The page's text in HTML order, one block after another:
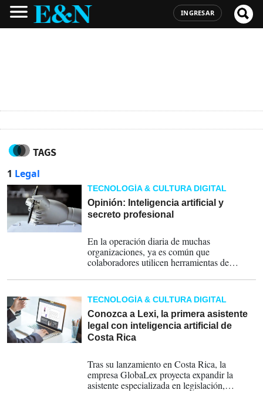
INGRESAR
TAGS
1 Legal
TECNOLOGÍA & CULTURA DIGITAL
Opinión: Inteligencia artificial y
secreto profesional
En la operación diaria de muchas
organizaciones, ya es común que
colaboradores utilicen herramientas de
analizar cláusulas o redactar comunicaciones
legales. Sin lineamientos claros, esto puede
implicar que información sensible―
incluyendo términos comerciales, estrategias
de negociación o datos personales―esté
siendo compartida con terceros sin
TECNOLOGÍA & CULTURA DIGITAL
Conozca a Lexi, la primera asistente
legal con inteligencia artificial de
Costa Rica
Tras su lanzamiento en Costa Rica, la
empresa GlobaLex proyecta expandir la
asistente especializada en legislación,